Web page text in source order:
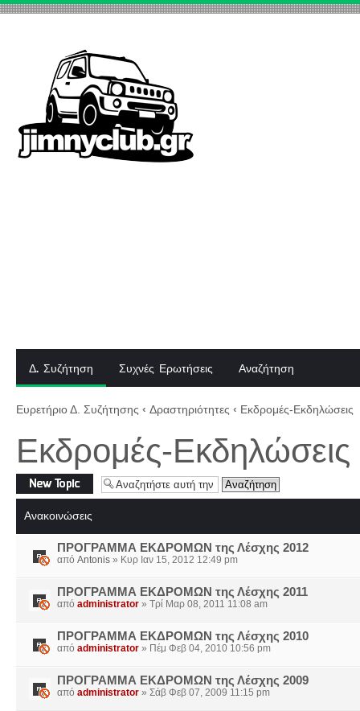
Δ. Συζήτηση Συχνές Ερωτήσεις Αναζήτηση
Ευρετήριο Δ. Συζήτησης ‹ Δραστηριότητες ‹ Εκδρομές-Εκδηλώσεις
Εκδρομές-Εκδηλώσεις
Δημιουργία νέου
θέματος
Ανακοινώσεις
ΠΡΟΓΡΑΜΜΑ EKΔΡΟΜΩΝ της Λέσχης 2012
από Antonis » Κυρ Ιαν 15, 2012 12:49 pm
ΠΡΟΓΡΑΜΜΑ EKΔΡΟΜΩΝ της Λέσχης 2011
από administrator » Τρί Μαρ 08, 2011 11:08 am
ΠΡΟΓΡΑΜΜΑ EKΔΡΟΜΩΝ της Λέσχης 2010
από administrator » Πέμ Φεβ 04, 2010 10:56 pm
ΠΡΟΓΡΑΜΜΑ EKΔΡΟΜΩΝ της Λέσχης 2009
από administrator » Σάβ Φεβ 07, 2009 11:15 pm